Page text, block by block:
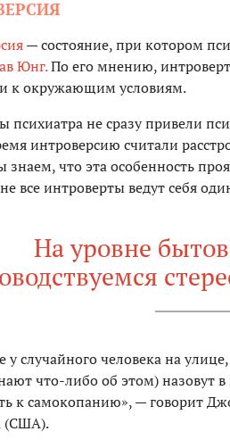
— состояние, при котором
Юнг.По его мнению,
к окружающим условиям.
психиатра не сразу привели
интроверсию считали
знаем, что эта особенность
все интроверты ведут себя
На уровне
у случайного человека на
что-либо об этом) назовут
к самокопанию», — говорит
(США).